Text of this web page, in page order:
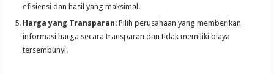
efisiensi dan hasil yang maksimal.
Harga yang Transparan: Pilih perusahaan yang memberikan
informasi harga secara transparan dan tidak memiliki biaya
tersembunyi.